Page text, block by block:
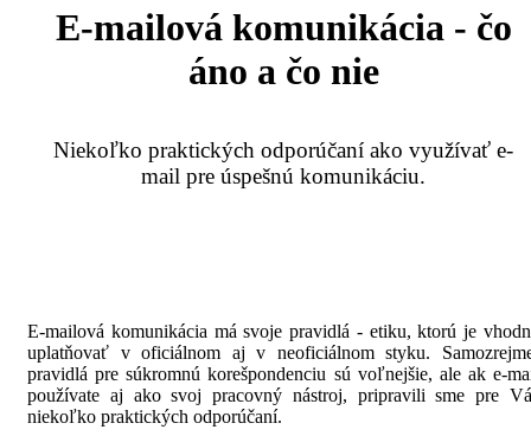
E-mailová komunikácia - čo
áno a čo nie
Niekoľko praktických odporúčaní ako využívať e-
mail pre úspešnú komunikáciu.
E-mailová komunikácia má svoje pravidlá - etiku, ktorú je
uplatňovať v oficiálnom aj v neoficiálnom styku.
pravidlá pre súkromnú korešpondenciu sú voľnejšie, ale ak e-
používate aj ako svoj pracovný nástroj, pripravili sme pre
niekoľko praktických odporúčaní.